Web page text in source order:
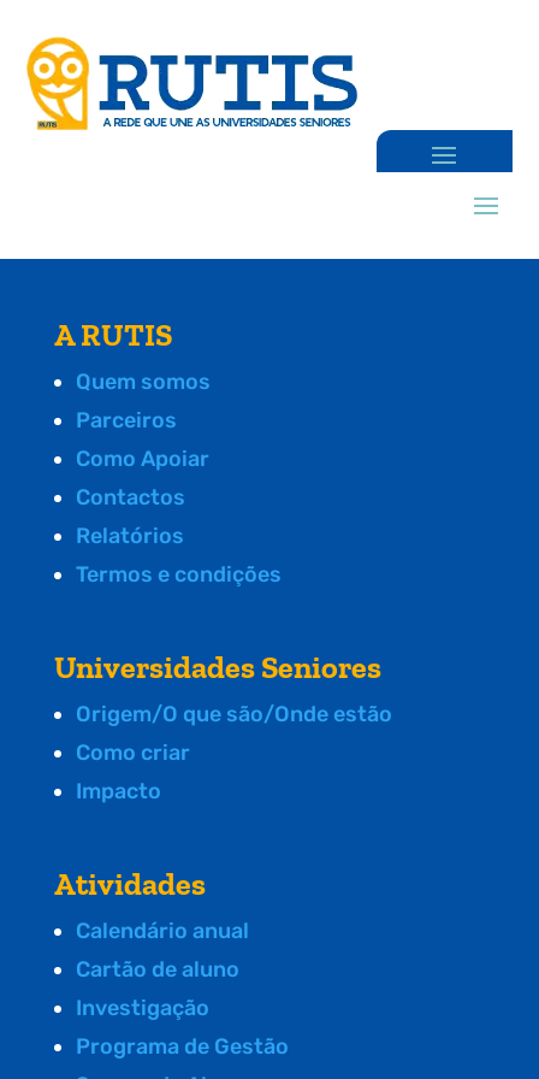
A RUTIS
Quem somos
Parceiros
Como Apoiar
Contactos
Relatórios
Termos e condições
Universidades Seniores
Origem/O que são/Onde estão
Como criar
Impacto
Atividades
Calendário anual
Cartão de aluno
Investigação
Programa de Gestão